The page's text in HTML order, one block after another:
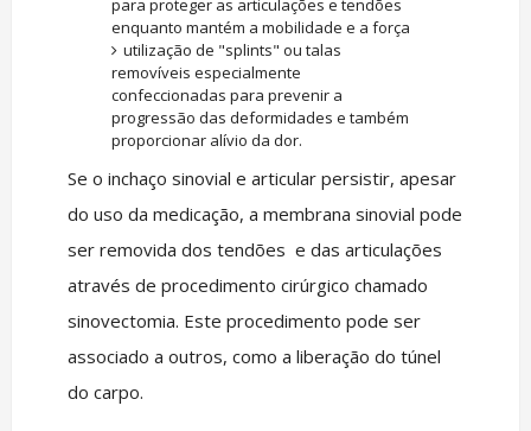
enquanto mantém a mobilidade e a força
utilização de "splints" ou talas
removíveis especialmente
confeccionadas para prevenir a
progressão das deformidades e também
proporcionar alívio da dor.
Se o inchaço sinovial e articular persistir, apesar
do uso da medicação, a membrana sinovial pode
ser removida dos tendões e das articulações
através de procedimento cirúrgico chamado
sinovectomia. Este procedimento pode ser
associado a outros, como a liberação do túnel
do carpo.